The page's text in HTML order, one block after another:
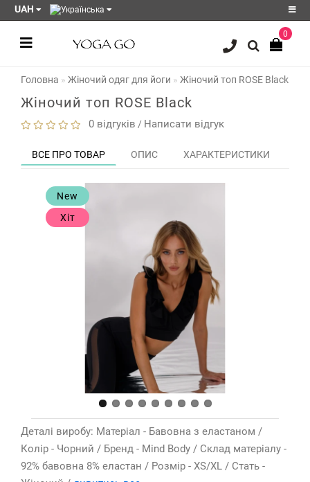
UAH
Реєстрація
Авторизація
Мої
0
Головна Жіночий одяг для йоги Жіночий топ ROSE Black
Жіночий топ ROSE Black
0 відгуків / Написати відгук
ВСЕ ПРО ТОВАР ОПИС ХАРАКТЕРИСТИКИ
New
Хіт
Деталі виробу: Матеріал - Бавовна з еластаном /
Колір - Чорний / Бренд - Mind Body / Склад матеріалу -
92% бавовна 8% еластан / Розмір - XS/XL / Стать -